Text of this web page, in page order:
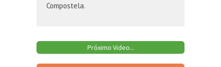
Compostela.
Próximo Video...